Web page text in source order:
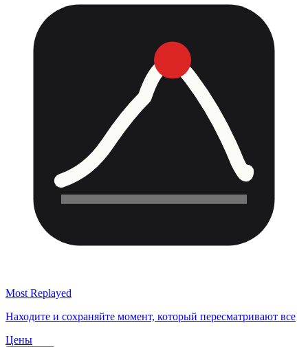
Most Replayed
Находите и сохраняйте момент, который пересматривают все
Цены